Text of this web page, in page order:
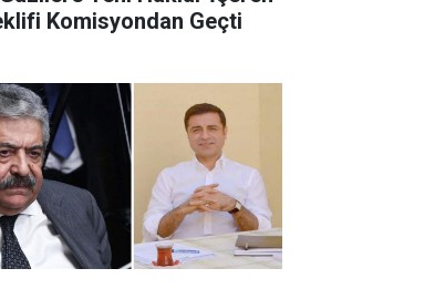
Komisyondan Geçti